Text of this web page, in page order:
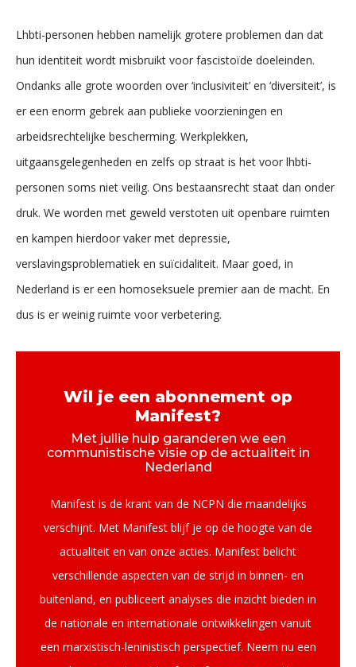
Lhbti-personen hebben namelijk grotere problemen dan dat
hun identiteit wordt misbruikt voor fascistoïde doeleinden.
Ondanks alle grote woorden over ‘inclusiviteit’ en ‘diversiteit’, is
er een enorm gebrek aan publieke voorzieningen en
arbeidsrechtelijke bescherming. Werkplekken,
uitgaansgelegenheden en zelfs op straat is het voor lhbti-
personen soms niet veilig. Ons bestaansrecht staat dan onder
druk. We worden met geweld verstoten uit openbare ruimten
en kampen hierdoor vaker met depressie,
verslavingsproblematiek en suïcidaliteit. Maar goed, in
Nederland is er een homoseksuele premier aan de macht. En
dus is er weinig ruimte voor verbetering.
Wil je een abonnement op
Manifest?
Met jullie hulp garanderen we een
communistische visie op de actualiteit in
Nederland
Manifest is de krant van de NCPN die maandelijks
verschijnt. Met Manifest blijf je op de hoogte van de
actualiteit en van onze acties. Manifest belicht
verschillende aspecten van de strijd in binnen- en
buitenland, en publiceert analyses die inzicht bieden in
de nationale en internationale ontwikkelingen vanuit
een marxistisch-leninistisch perspectief. Neem nu een